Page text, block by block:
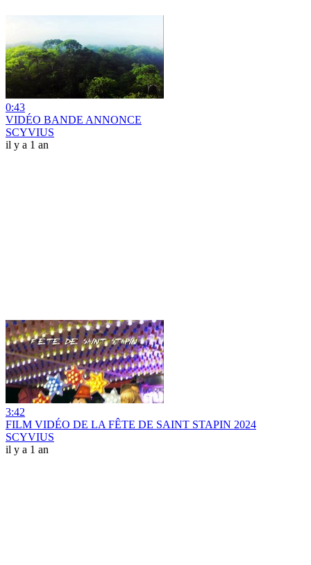
0:43
VIDÉO BANDE ANNONCE
SCYVIUS
il y a 1 an
3:42
FILM VIDÉO DE LA FÊTE DE SAINT STAPIN 2024
SCYVIUS
il y a 1 an